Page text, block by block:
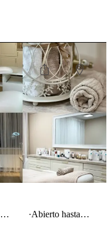
·Abierto hasta